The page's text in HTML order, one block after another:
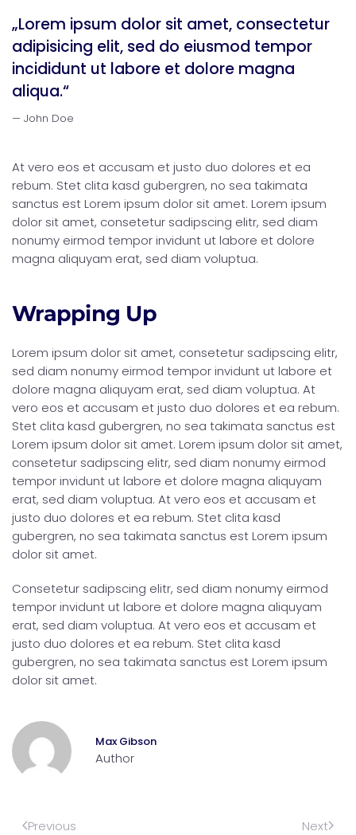
„Lorem ipsum dolor sit amet, consectetur
adipisicing elit, sed do eiusmod tempor
incididunt ut labore et dolore magna
aliqua.“
John Doe
At vero eos et accusam et justo duo dolores et ea
rebum. Stet clita kasd gubergren, no sea takimata
sanctus est Lorem ipsum dolor sit amet. Lorem ipsum
dolor sit amet, consetetur sadipscing elitr, sed diam
nonumy eirmod tempor invidunt ut labore et dolore
magna aliquyam erat, sed diam voluptua.
Wrapping Up
Lorem ipsum dolor sit amet, consetetur sadipscing elitr,
sed diam nonumy eirmod tempor invidunt ut labore et
dolore magna aliquyam erat, sed diam voluptua. At
vero eos et accusam et justo duo dolores et ea rebum.
Stet clita kasd gubergren, no sea takimata sanctus est
Lorem ipsum dolor sit amet. Lorem ipsum dolor sit amet,
consetetur sadipscing elitr, sed diam nonumy eirmod
tempor invidunt ut labore et dolore magna aliquyam
erat, sed diam voluptua. At vero eos et accusam et
justo duo dolores et ea rebum. Stet clita kasd
gubergren, no sea takimata sanctus est Lorem ipsum
dolor sit amet.
Consetetur sadipscing elitr, sed diam nonumy eirmod
tempor invidunt ut labore et dolore magna aliquyam
erat, sed diam voluptua. At vero eos et accusam et
justo duo dolores et ea rebum. Stet clita kasd
gubergren, no sea takimata sanctus est Lorem ipsum
dolor sit amet.
Max Gibson
Author
Previous Next